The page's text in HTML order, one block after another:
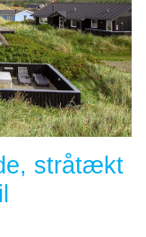
stråtækt